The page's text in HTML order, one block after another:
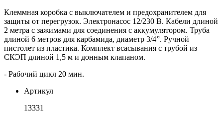
Клеммная коробка с выключателем и предохранителем для
защиты от перегрузок. Электронасос 12/230 В. Кабели длиной
2 метра с зажимами для соединения с аккумулятором. Труба
длиной 6 метров для карбамида, диаметр 3/4”. Ручной
пистолет из пластика. Комплект всасывания с трубой из
СКЭП длиной 1,5 м и донным клапаном.
- Рабочий цикл 20 мин.
Артикул
13331